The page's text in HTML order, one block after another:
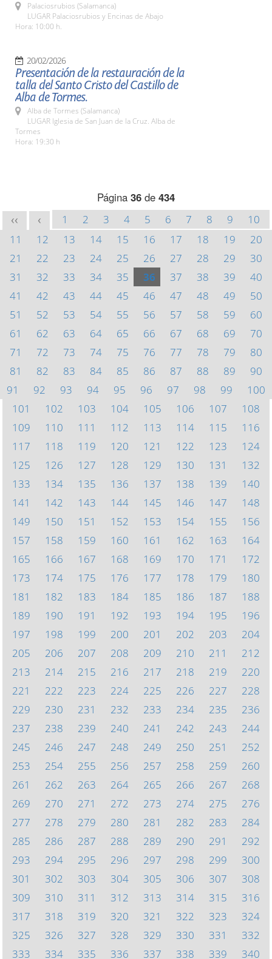
Palaciosrubios (Salamanca)
LUGAR Palaciosrubios y Encinas de Abajo
Hora: 10:00 h.
20/02/2026
Presentación de la restauración de la
talla del Santo Cristo del Castillo de
Alba de Tormes.
Alba de Tormes (Salamanca)
LUGAR Iglesia de San Juan de la Cruz. Alba de
Tormes
Hora: 19:30 h
Página 36 de 434
<< < 1 2 3 4 5 6 7 8 9
10
11
12 13 14 15 16 17 18 19
20
21
22 23 24 25 26 27 28 29
30
31
32 33 34 35 36 37 38 39
40
41
42 43 44 45 46 47 48 49
50
51
52 53 54 55 56 57 58 59
60
61
62 63 64 65 66 67 68 69
70
71
72 73 74 75 76 77 78 79
80
81
82 83 84 85 86 87 88 89
90
91
92 93 94 95 96 97 98 99
100
101
102 103 104 105 106 107
108
109
110 111 112 113 114 115
116
117
118 119 120 121 122 123
124
125
126 127 128 129 130 131
132
133
134 135 136 137 138 139
140
141
142 143 144 145 146 147
148
149
150 151 152 153 154 155
156
157
158 159 160 161 162 163
164
165
166 167 168 169 170 171
172
173
174 175 176 177 178 179
180
181
182 183 184 185 186 187
188
189
190 191 192 193 194 195
196
197
198 199 200 201 202 203
204
205
206 207 208 209 210 211
212
213
214 215 216 217 218 219
220
221
222 223 224 225 226 227
228
229
230 231 232 233 234 235
236
237
238 239 240 241 242 243
244
245
246 247 248 249 250 251
252
253
254 255 256 257 258 259
260
261
262 263 264 265 266 267
268
269
270 271 272 273 274 275
276
277
278 279 280 281 282 283
284
285
286 287 288 289 290 291
292
293
294 295 296 297 298 299
300
301
302 303 304 305 306 307
308
309
310 311 312 313 314 315
316
317
318 319 320 321 322 323
324
325
326 327 328 329 330 331
332
333
334 335 336 337 338 339 340